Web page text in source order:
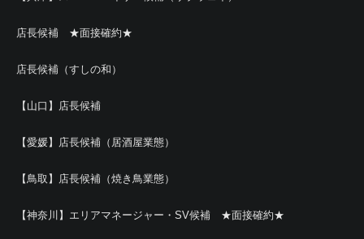
店長候補 ★面接確約★
店長候補（すしの和）
【山口】店長候補
【愛媛】店長候補（居酒屋業態）
【鳥取】店長候補（焼き鳥業態）
【神奈川】エリアマネージャー・SV候補 ★面接確約★